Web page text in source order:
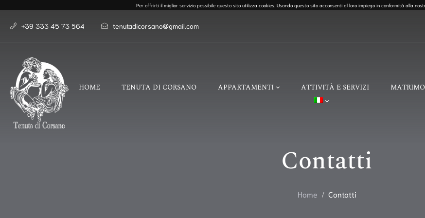
Per offrirti il miglior servizio possibile questo sito utilizza cookies. Usando questo sito acconsenti al loro impiego in conformità alla
+39 333 45 73 564 tenutadicorsano@gmail.com
HOME TENUTA DI CORSANO APPARTAMENTI ATTIVITÀ E SERVIZI
Contatti
Home Contatti